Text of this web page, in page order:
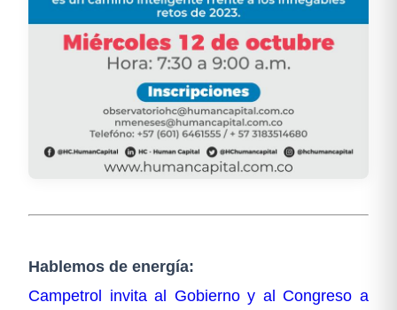
Hablemos de energía:
Campetrol invita al Gobierno y al Congreso a